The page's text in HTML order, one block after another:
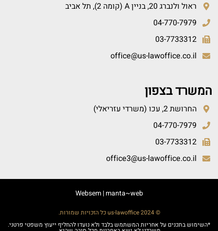
ראול ולנברג 20, בניין A (קומה 2), תל אביב
04-770-7979
03-7733312
office@us-lawoffice.co.il
המשרד בצפון
החרושת 2, עכו (משרדי עזריאלי)
04-770-7979
03-7733312
office3@us-lawoffice.co.il
Websem|manta~web
© 2024 us-lawoffice כל הזכויות שמורות.
*השימוש בתכנים על אחריות המשתמש בלבד ולא נועדו להחליף ייעוץ משפטי פרטני.